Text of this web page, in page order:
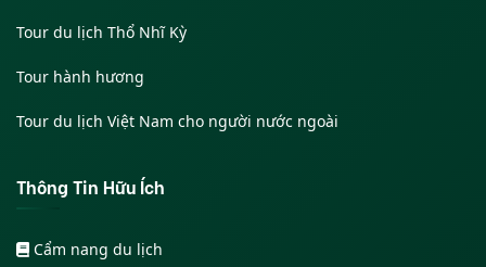
Tour du lịch Thổ Nhĩ Kỳ
Tour hành hương
Tour du lịch Việt Nam cho người nước ngoài
Thông Tin Hữu Ích
Cẩm nang du lịch